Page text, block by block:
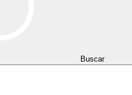
Buscar